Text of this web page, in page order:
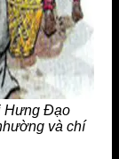
Hưng Đạo
và chí